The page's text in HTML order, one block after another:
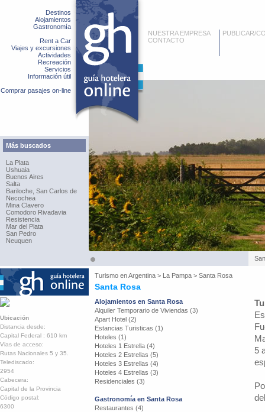
Destinos
Alojamientos
Gastronomía
Rent a Car
Viajes y excursiones
Actividades
Recreación
Servicios
Información útil
Comprar pasajes on-line
Más buscados
La Plata
Ushuaia
Buenos Aires
Salta
Bariloche, San Carlos de
Necochea
Mina Clavero
Comodoro Rivadavia
Resistencia
Mar del Plata
San Pedro
Neuquen
NUESTRA EMPRESA
CONTACTO
PUBLICAR/
Turismo enArgentina > La Pampa > Santa Rosa
Santa Rosa
Ubicación
Distancia desde:
Capital Federal : 610 km
Vias de acceso:
Rutas Nacionales 5 y 35.
Telediscado:
2954
Cabecera:
Capital de la Provincia
Código postal:
6300
Alojamientos en Santa Rosa
Alquiler Temporario de Viviendas (3)
Apart Hotel (2)
Estancias Turisticas (1)
Hoteles (1)
Hoteles 1 Estrella (4)
Hoteles 2 Estrellas (5)
Hoteles 3 Estrellas (4)
Hoteles 4 Estrellas (3)
Residenciales (3)
Gastronomía en Santa Rosa
Restaurantes (4)
5